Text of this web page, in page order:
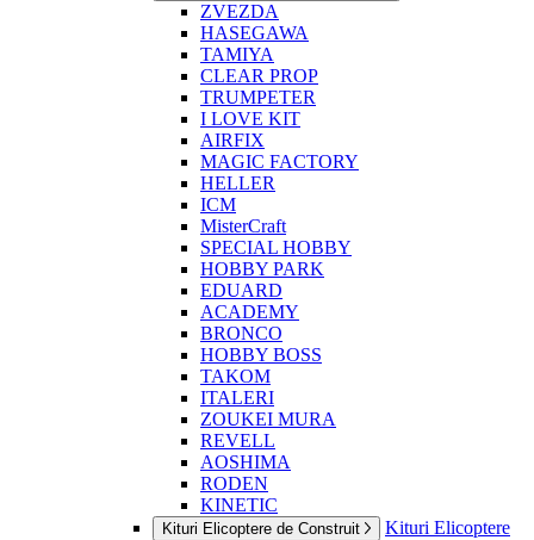
ZVEZDA
HASEGAWA
TAMIYA
CLEAR PROP
TRUMPETER
I LOVE KIT
AIRFIX
MAGIC FACTORY
HELLER
ICM
MisterCraft
SPECIAL HOBBY
HOBBY PARK
EDUARD
ACADEMY
BRONCO
HOBBY BOSS
TAKOM
ITALERI
ZOUKEI MURA
REVELL
AOSHIMA
RODEN
KINETIC
Kituri Elicoptere de Construit
Kituri Elicoptere